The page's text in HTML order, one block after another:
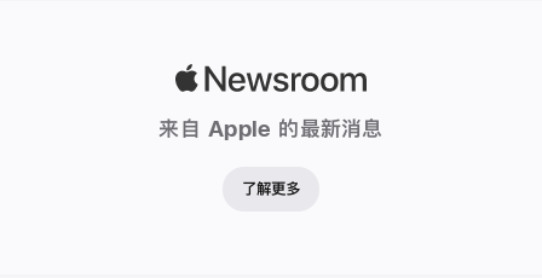
来自 Apple 的最新消息
了解更多